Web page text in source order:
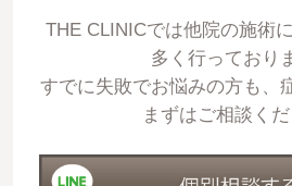
THE CLINICでは他院の施術
多く行っており
すでに失敗でお悩みの方も、
まずはご相談くだ